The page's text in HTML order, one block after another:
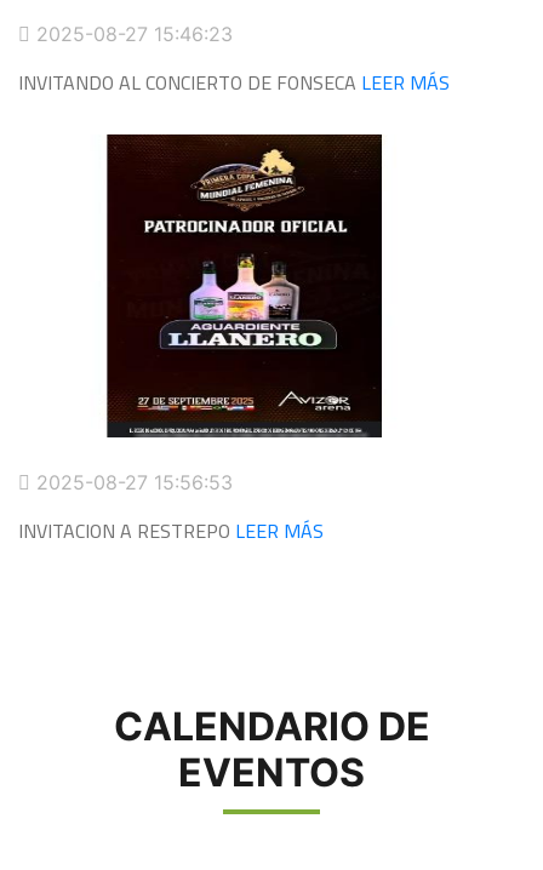
2025-08-27 15:46:23
INVITANDO AL CONCIERTO DE FONSECA LEER MÁS
2025-08-27 15:56:53
INVITACION A RESTREPO LEER MÁS
CALENDARIO DE
EVENTOS